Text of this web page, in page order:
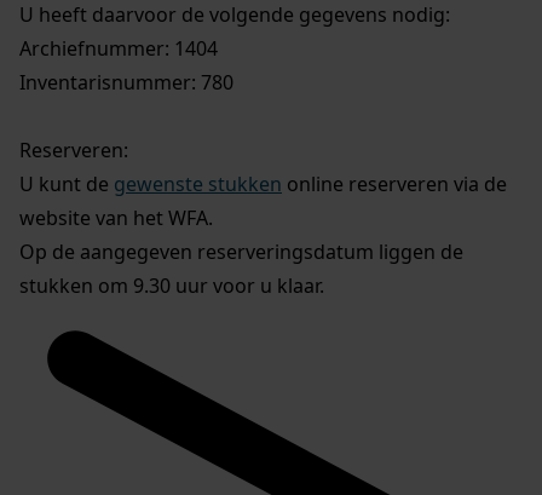
U heeft daarvoor de volgende gegevens nodig:
Archiefnummer: 1404
Inventarisnummer: 780
Reserveren:
U kunt de gewenste stukken online reserveren via de
website van het WFA.
Op de aangegeven reserveringsdatum liggen de
stukken om 9.30 uur voor u klaar.